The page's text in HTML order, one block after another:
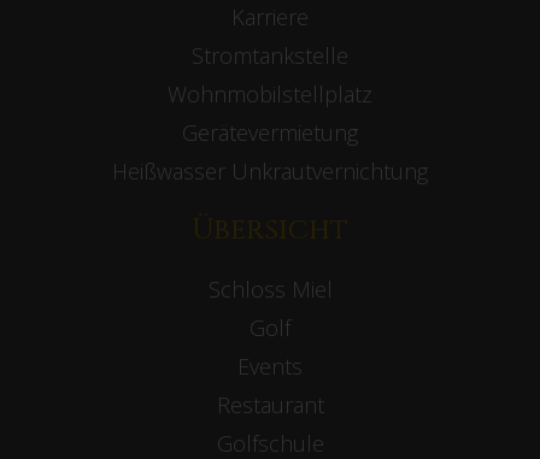
Karriere
Stromtankstelle
Wohnmobilstellplatz
Gerätevermietung
Heißwasser Unkrautvernichtung
Übersicht
Schloss Miel
Golf
Events
Restaurant
Golfschule